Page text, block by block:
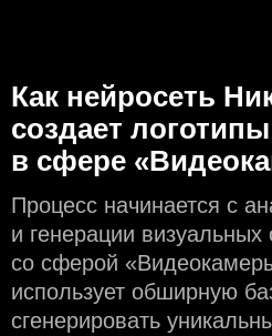
Как нейросеть
создаeт
в сфере
Процесс начинается с
и генерации
со сферой
использует обширную
сгенерировать